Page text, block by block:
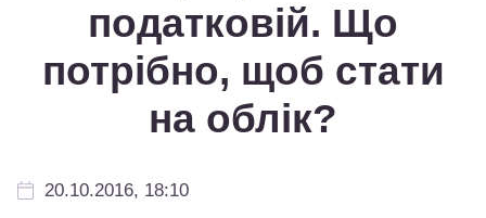
податковій. Що
потрібно, щоб стати
на облік?
20.10.2016, 18:10